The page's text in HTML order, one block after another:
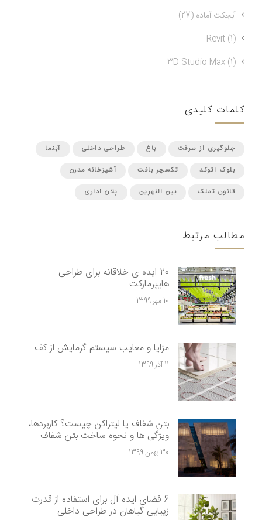
آبجکت آماده (27)
Revit (1)
3D Studio Max (1)
کلمات کلیدی
جلوگیری از سرقت باغ طراحی داخلی آبنما
بلوک اتوکد تکسچر بافت آشپزخانه مدرن
قانون تملک بین النهرین پلان اداری
مطالب مرتبط
20 ایده ی خلاقانه برای طراحی
هایپرمارکت
10 مهر 1399
مزایا و معایب سیستم گرمایش از کف
11 آذر 1399
بتن شفاف یا لیتراکن چیست؟ کاربردها،
ویژگی ها و نحوه ساخت بتن شفاف
30 بهمن 1399
6 فضای ایده آل برای استفاده از قدرت
زیبایی گیاهان در طراحی داخلی